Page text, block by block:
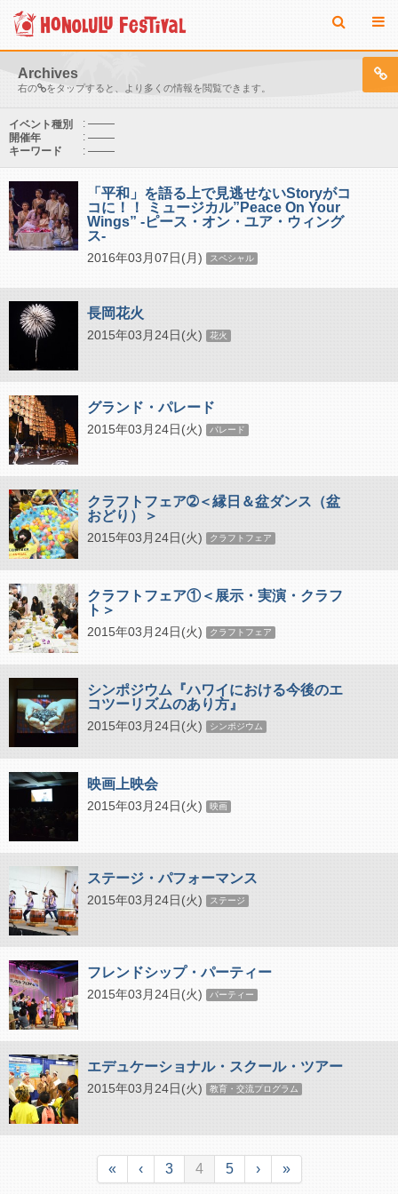
Archives
右の をタップすると、より多くの情報を閲覧できます。
イベント種別
:
開催年
:
キーワード
:
「平和」を語る上で見逃せないStoryがコ
コに！！ ミュージカル”Peace On Your
Wings” -ピース・オン・ユア・ウィング
ス-
2016年03月07日(月) スペシャル
長岡花火
2015年03月24日(火) 花火
グランド・パレード
2015年03月24日(火) パレード
クラフトフェア➁＜縁日＆盆ダンス（盆
おどり）＞
2015年03月24日(火) クラフトフェア
クラフトフェア①＜展示・実演・クラフ
ト＞
2015年03月24日(火) クラフトフェア
シンポジウム『ハワイにおける今後のエ
コツーリズムのあり方』
2015年03月24日(火) シンポジウム
映画上映会
2015年03月24日(火) 映画
ステージ・パフォーマンス
2015年03月24日(火) ステージ
フレンドシップ・パーティー
2015年03月24日(火) パーティー
エデュケーショナル・スクール・ツアー
2015年03月24日(火) 教育・交流プログラム
« ‹ 3 4 5 › »